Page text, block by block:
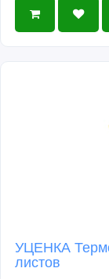
УЦЕНКА
листов